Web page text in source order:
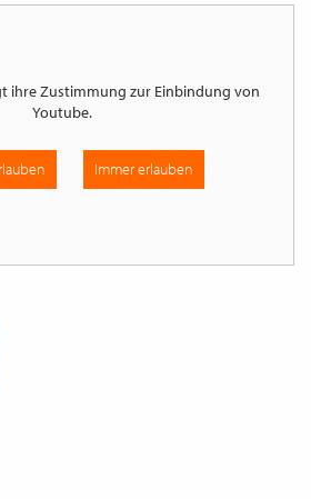
ihre Zustimmung zur Einbindung von
Youtube.
Immer erlauben